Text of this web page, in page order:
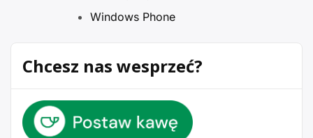
Windows Phone
Chcesz nas wesprzeć?